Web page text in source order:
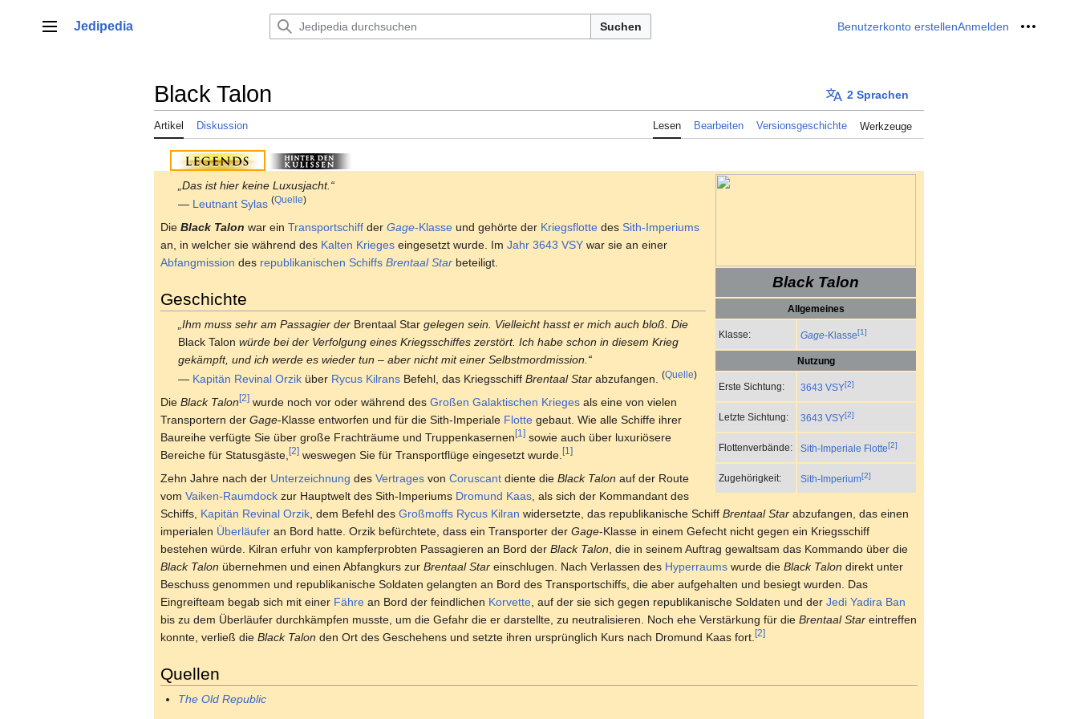
springenHauptmenü
Jedipedia Suchen Benutzerkonto erstellenAnmelden Meine
Black Talon 2 Sprachen
Artikel Diskussion Lesen Bearbeiten Versionsgeschichte Werkzeuge
Black Talon
Allgemeines
Klasse: Gage-Klasse[1]
Nutzung
Erste Sichtung: 3643 VSY[2]
Letzte Sichtung: 3643 VSY[2]
Flottenverbände: Sith-Imperiale Flotte[2]
Zugehörigkeit: Sith-Imperium[2]
„Das ist hier keine Luxusjacht.“
— Leutnant Sylas (Quelle)
Die Black Talon war ein Transportschiff der Gage-Klasse und gehörte der Kriegsflotte des Sith-Imperiums
an, in welcher sie während des Kalten Krieges eingesetzt wurde. Im Jahr 3643 VSY war sie an einer
Abfangmission des republikanischen Schiffs Brentaal Star beteiligt.
Geschichte
„Ihm muss sehr am Passagier der Brentaal Star gelegen sein. Vielleicht hasst er mich auch bloß. Die
Black Talon würde bei der Verfolgung eines Kriegsschiffes zerstört. Ich habe schon in diesem Krieg
gekämpft, und ich werde es wieder tun – aber nicht mit einer Selbstmordmission.“
— Kapitän Revinal Orzik über Rycus Kilrans Befehl, das KriegsschiffBrentaal Star abzufangen.(Quelle)
Die Black Talon[2] wurde noch vor oder während des Großen Galaktischen Krieges als eine von vielen
Transportern der Gage-Klasse entworfen und für die Sith-Imperiale Flotte gebaut. Wie alle Schiffe ihrer
Baureihe verfügte Sie über große Frachträume und Truppenkasernen[1] sowie auch über luxuriösere
Bereiche für Statusgäste, [2] weswegen Sie für Transportflüge eingesetzt wurde. [1]
Zehn Jahre nach der Unterzeichnung des Vertrages von Coruscant diente die Black Talon auf der Route
vom Vaiken-Raumdock zur Hauptwelt des Sith-Imperiums Dromund Kaas , als sich der Kommandant des
Schiffs, Kapitän Revinal Orzik , dem Befehl des Großmoffs Rycus Kilran widersetzte, das republikanische Schiff Brentaal Star abzufangen, das einen
imperialen Überläufer an Bord hatte. Orzik befürchtete, dass ein Transporter der Gage-Klasse in einem Gefecht nicht gegen ein Kriegsschiff
bestehen würde. Kilran erfuhr von kampferprobten Passagieren an Bord der Black Talon , die in seinem Auftrag gewaltsam das Kommando über die
Black Talon übernehmen und einen Abfangkurs zur Brentaal Star einschlugen. Nach Verlassen des Hyperraums wurde die Black Talon direkt unter
Beschuss genommen und republikanische Soldaten gelangten an Bord des Transportschiffs, die aber aufgehalten und besiegt wurden. Das
Eingreifteam begab sich mit einer Fähre an Bord der feindlichen Korvette , auf der sie sich gegen republikanische Soldaten und der Jedi Yadira Ban
bis zu dem Überläufer durchkämpfen musste, um die Gefahr die er darstellte, zu neutralisieren. Noch ehe Verstärkung für die Brentaal Star eintreffen
konnte, verließ die Black Talon den Ort des Geschehens und setzte ihren ursprünglich Kurs nach Dromund Kaas fort. [2]
Quellen
The Old Republic